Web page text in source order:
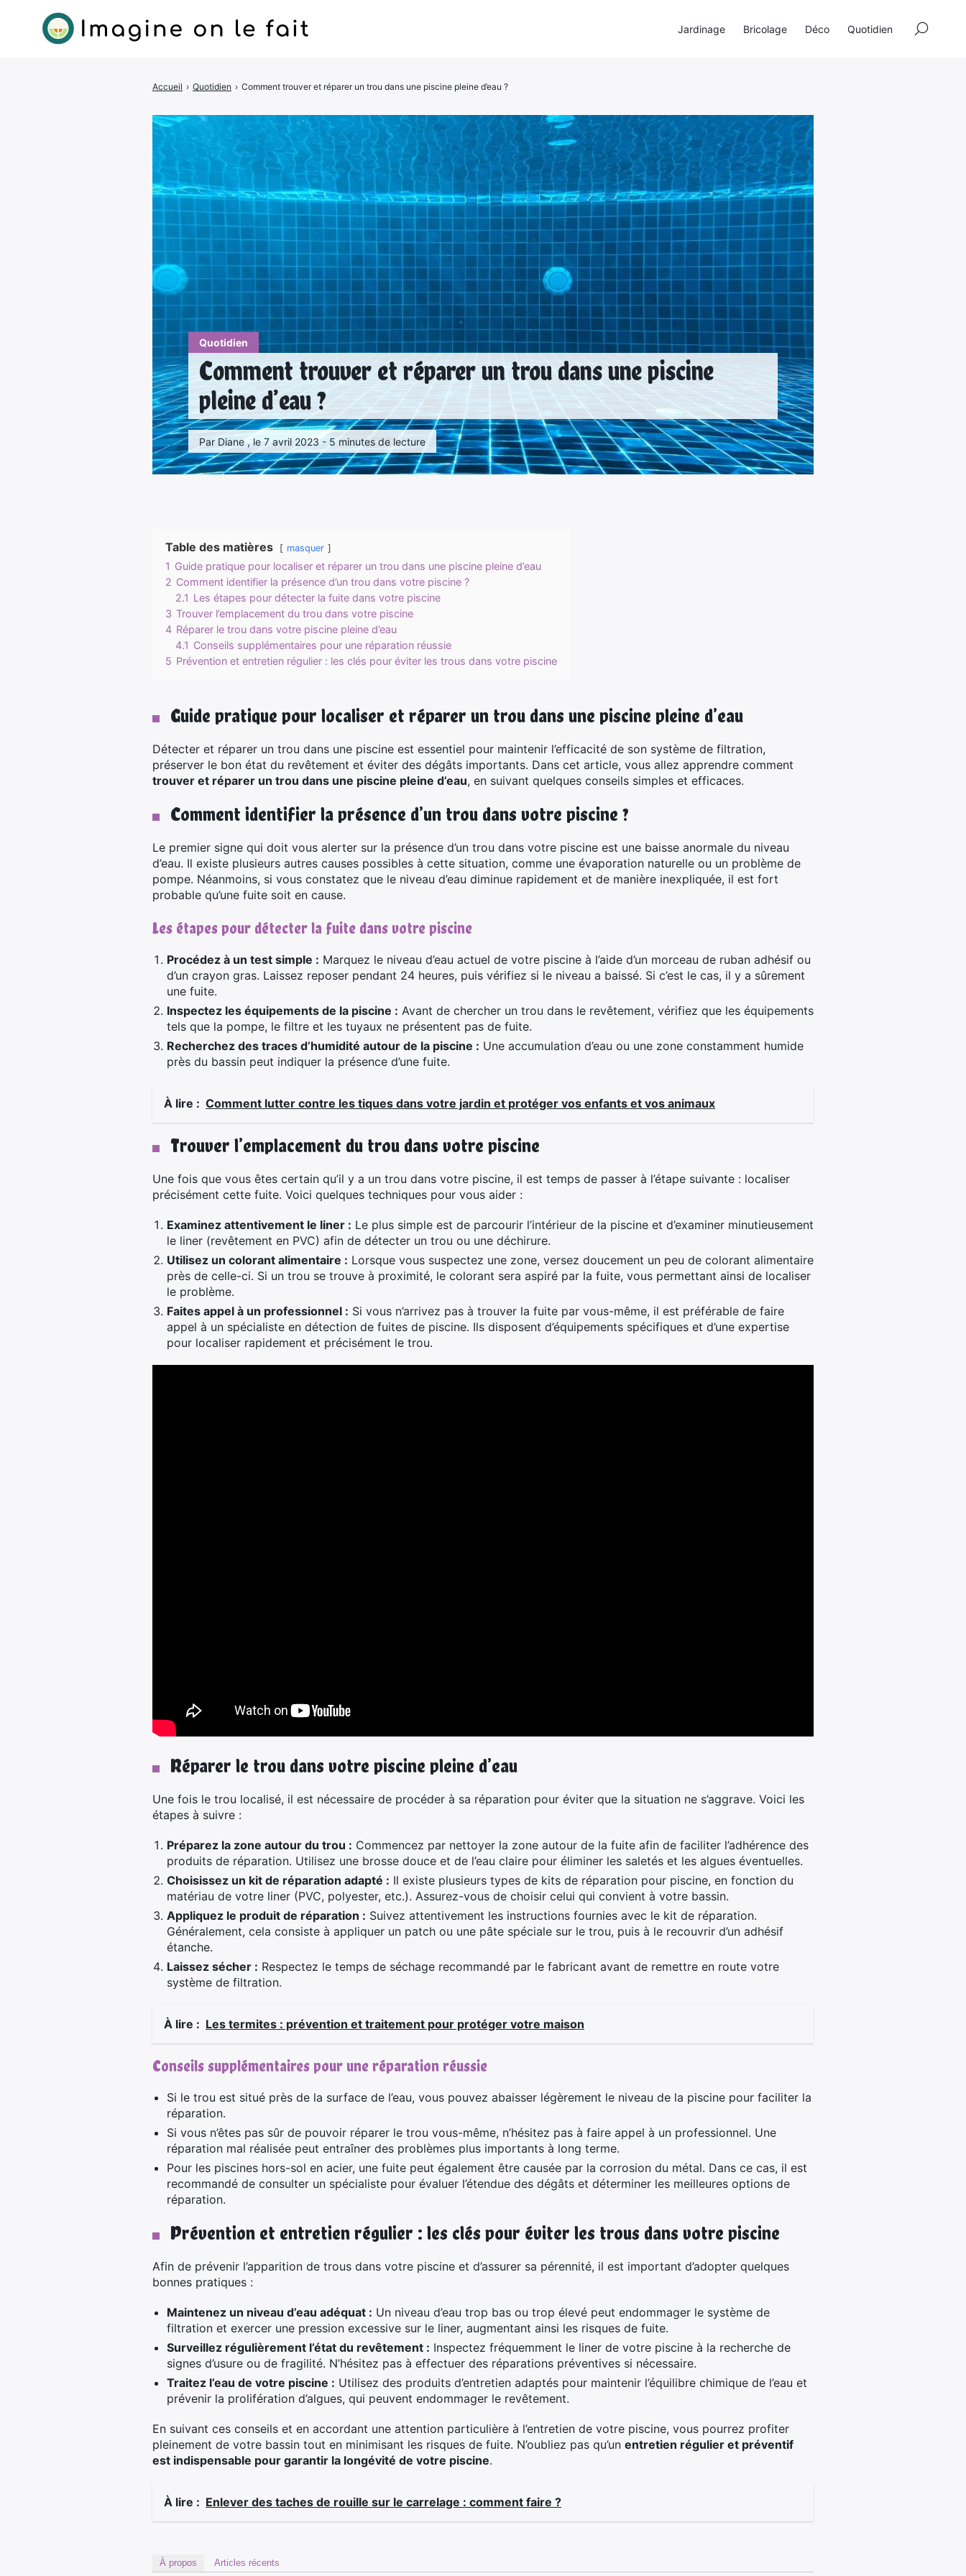
Quotidien
Comment trouver et réparer un trou dans une piscine
pleine d’eau ?
Par Diane , le 7 avril 2023 - 5 minutes de lecture
Accueil › Quotidien › Comment trouver et réparer un trou dans une piscine pleine d’eau ?
Table des matières masquer
1 Guide pratique pour localiser et réparer un trou dans une piscine pleine d’eau
2 Comment identifier la présence d’un trou dans votre piscine ?
2.1 Les étapes pour détecter la fuite dans votre piscine
3 Trouver l’emplacement du trou dans votre piscine
4 Réparer le trou dans votre piscine pleine d’eau
4.1 Conseils supplémentaires pour une réparation réussie
5 Prévention et entretien régulier : les clés pour éviter les trous dans votre piscine
Guide pratique pour localiser et réparer un trou dans une piscine pleine d’eau
Détecter et réparer un trou dans une piscine est essentiel pour maintenir l’efficacité de son système de filtration,
préserver le bon état du revêtement et éviter des dégâts importants. Dans cet article, vous allez apprendre comment
trouver et réparer un trou dans une piscine pleine d’eau, en suivant quelques conseils simples et efficaces.
Comment identifier la présence d’un trou dans votre piscine ?
Le premier signe qui doit vous alerter sur la présence d’un trou dans votre piscine est une baisse anormale du niveau
d’eau. Il existe plusieurs autres causes possibles à cette situation, comme une évaporation naturelle ou un problème de
pompe. Néanmoins, si vous constatez que le niveau d’eau diminue rapidement et de manière inexpliquée, il est fort
probable qu’une fuite soit en cause.
Les étapes pour détecter la fuite dans votre piscine
Procédez à un test simple : Marquez le niveau d’eau actuel de votre piscine à l’aide d’un morceau de ruban adhésif ou
d’un crayon gras. Laissez reposer pendant 24 heures, puis vérifiez si le niveau a baissé. Si c’est le cas, il y a sûrement
une fuite.
Inspectez les équipements de la piscine : Avant de chercher un trou dans le revêtement, vérifiez que les équipements
tels que la pompe, le filtre et les tuyaux ne présentent pas de fuite.
Recherchez des traces d’humidité autour de la piscine : Une accumulation d’eau ou une zone constamment humide
près du bassin peut indiquer la présence d’une fuite.
À lire : Comment lutter contre les tiques dans votre jardin et protéger vos enfants et vos animaux
Trouver l’emplacement du trou dans votre piscine
Une fois que vous êtes certain qu’il y a un trou dans votre piscine, il est temps de passer à l’étape suivante : localiser
précisément cette fuite. Voici quelques techniques pour vous aider :
Examinez attentivement le liner : Le plus simple est de parcourir l’intérieur de la piscine et d’examiner minutieusement
le liner (revêtement en PVC) afin de détecter un trou ou une déchirure.
Utilisez un colorant alimentaire : Lorsque vous suspectez une zone, versez doucement un peu de colorant alimentaire
près de celle-ci. Si un trou se trouve à proximité, le colorant sera aspiré par la fuite, vous permettant ainsi de localiser
le problème.
Faites appel à un professionnel : Si vous n’arrivez pas à trouver la fuite par vous-même, il est préférable de faire
appel à un spécialiste en détection de fuites de piscine. Ils disposent d’équipements spécifiques et d’une expertise
pour localiser rapidement et précisément le trou.
Réparer le trou dans votre piscine pleine d’eau
Une fois le trou localisé, il est nécessaire de procéder à sa réparation pour éviter que la situation ne s’aggrave. Voici les
étapes à suivre :
Préparez la zone autour du trou : Commencez par nettoyer la zone autour de la fuite afin de faciliter l’adhérence des
produits de réparation. Utilisez une brosse douce et de l’eau claire pour éliminer les saletés et les algues éventuelles.
Choisissez un kit de réparation adapté : Il existe plusieurs types de kits de réparation pour piscine, en fonction du
matériau de votre liner (PVC, polyester, etc.). Assurez-vous de choisir celui qui convient à votre bassin.
Appliquez le produit de réparation : Suivez attentivement les instructions fournies avec le kit de réparation.
Généralement, cela consiste à appliquer un patch ou une pâte spéciale sur le trou, puis à le recouvrir d’un adhésif
étanche.
Laissez sécher : Respectez le temps de séchage recommandé par le fabricant avant de remettre en route votre
système de filtration.
À lire : Les termites : prévention et traitement pour protéger votre maison
Conseils supplémentaires pour une réparation réussie
Si le trou est situé près de la surface de l’eau, vous pouvez abaisser légèrement le niveau de la piscine pour faciliter la
réparation.
Si vous n’êtes pas sûr de pouvoir réparer le trou vous-même, n’hésitez pas à faire appel à un professionnel. Une
réparation mal réalisée peut entraîner des problèmes plus importants à long terme.
Pour les piscines hors-sol en acier, une fuite peut également être causée par la corrosion du métal. Dans ce cas, il est
recommandé de consulter un spécialiste pour évaluer l’étendue des dégâts et déterminer les meilleures options de
réparation.
Prévention et entretien régulier : les clés pour éviter les trous dans votre piscine
Afin de prévenir l’apparition de trous dans votre piscine et d’assurer sa pérennité, il est important d’adopter quelques
bonnes pratiques :
Maintenez un niveau d’eau adéquat : Un niveau d’eau trop bas ou trop élevé peut endommager le système de
filtration et exercer une pression excessive sur le liner, augmentant ainsi les risques de fuite.
Surveillez régulièrement l’état du revêtement : Inspectez fréquemment le liner de votre piscine à la recherche de
signes d’usure ou de fragilité. N’hésitez pas à effectuer des réparations préventives si nécessaire.
Traitez l’eau de votre piscine : Utilisez des produits d’entretien adaptés pour maintenir l’équilibre chimique de l’eau et
prévenir la prolifération d’algues, qui peuvent endommager le revêtement.
En suivant ces conseils et en accordant une attention particulière à l’entretien de votre piscine, vous pourrez profiter
pleinement de votre bassin tout en minimisant les risques de fuite. N’oubliez pas qu’un entretien régulier et préventif
est indispensable pour garantir la longévité de votre piscine.
À lire : Enlever des taches de rouille sur le carrelage : comment faire ?
À propos Articles récents
Jardinage Bricolage Déco Quotidien
Rechercher